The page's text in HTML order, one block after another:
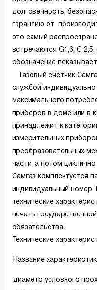
долговечность,
гарантию от
это самый
встречаются G1,6; G
обозначение
Газовый счетчик
службой
максимального
приборов в доме или в
принадлежит к
измерительных
преобразовательных
части, а потом
Самгаз комплектуется
индивидуальный номер.
технические
печать
обязательства.
Технические
Название
диаметр условного